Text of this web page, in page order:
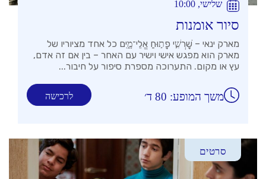
שלישי, 10:00
סיור אומנות
מארק ינאי – שׇׁרְשִׁ֣י פָת֣וּחַ אֱלֵי־מָ֑יִם כל אחד מציוריו של
מארק הוא מפגש אישי וישיר עם האחר – בין אם זה אדם,
עץ או מקום. התערוכה מספרת סיפור על חיבור...
לרכישה משך המופע: 80 ד׳
סרטים